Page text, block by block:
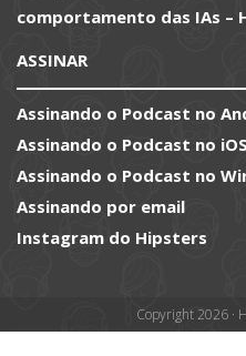
comportamento das IAs –
ASSINAR
Assinando o Podcast no
Assinando o Podcast no iOS
Assinando o Podcast no
Assinando por email
Instagram do Hipsters
Copyright 2026 ·